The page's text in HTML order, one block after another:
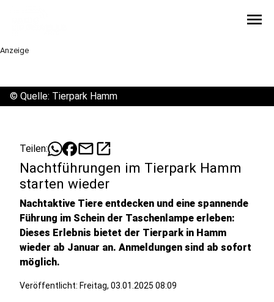
menu
Anzeige
© Quelle: Tierpark Hamm
Teilen: mailopen_in_new
Nachtführungen im Tierpark Hamm
starten wieder
Nachtaktive Tiere entdecken und eine spannende
Führung im Schein der Taschenlampe erleben:
Dieses Erlebnis bietet der Tierpark in Hamm
wieder ab Januar an. Anmeldungen sind ab sofort
möglich.
Veröffentlicht: Freitag, 03.01.2025 08:09